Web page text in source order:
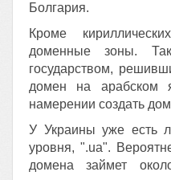
Болгария.
Кроме
доменные зоны.
государством,
домен на арабском
намерении создать
У Украины уже есть
уровня, ".ua".
домена займет